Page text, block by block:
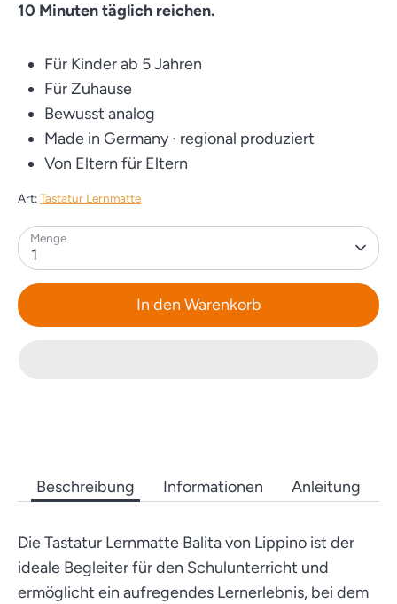
10 Minuten täglich reichen.
Für Kinder ab 5 Jahren
Für Zuhause
Bewusst analog
Made in Germany · regional produziert
Von Eltern für Eltern
Art:Tastatur Lernmatte
Menge
1
In den Warenkorb
Beschreibung Informationen Anleitung
Die Tastatur Lernmatte Balita von Lippino ist der
ideale Begleiter für den Schulunterricht und
ermöglicht ein aufregendes Lernerlebnis, bei dem